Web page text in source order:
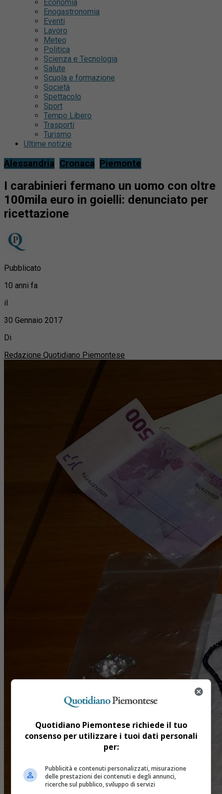
Economia
Enogastronomia
Eventi
Lavoro
Meteo
Politica
Scienza e Tecnologia
Salute
Scuola e formazione
Società
Spettacolo
Sport
Tempo Libero
Trasporti
Turismo
Ultime notizie
Alessandria Cronaca Piemonte
I carabinieri fermano un uomo con oltre
100mila euro in goielli: denunciato per
ricettazione
Pubblicato
10 anni fa
il
30 Gennaio 2017
Di
Redazione Quotidiano Piemontese
Quotidiano Piemontese richiede il tuo
consenso per utilizzare i tuoi dati personali
per:
Pubblicità e contenuti personalizzati, misurazione
delle prestazioni dei contenuti e degli annunci,
ricerche sul pubblico, sviluppo di servizi